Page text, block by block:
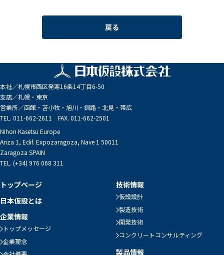
戻る
本社／札幌市西区発寒16条14丁目6-50
支店／札幌・東京
営業所／函館・苫小牧・旭川・釧路・北見・帯広
TEL. 011-662-2611 FAX. 011-662-2501
Nihon Kasetsu Europe
Ariza 1, Edif. Expozaragoza, Nave 1 50011
Zaragoza SPAIN
TEL. (+34) 976 068 311
トップページ
日本仮設とは
企業情報
トップメッセージ
企業理念
技術情報
仮設設計
製造技術
開発技術
コンクリートコンサルティング
製品情報